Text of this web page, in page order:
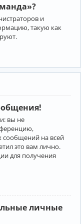
и
такую как
вы не
сообщений на всей
это вам лично.
для получения
личные